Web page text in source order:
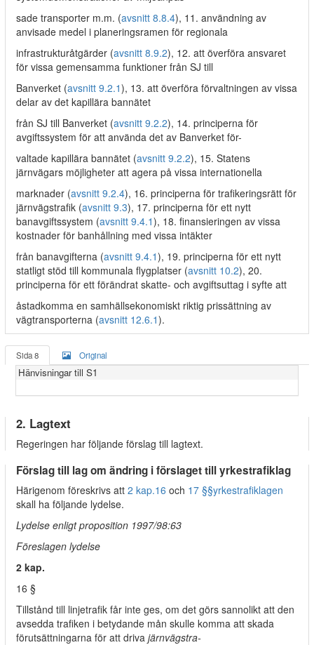
sade transporter m.m. (avsnitt 8.8.4), 11. användning av
anvisade medel i planeringsramen för regionala
infrastrukturåtgärder (avsnitt 8.9.2), 12. att överföra ansvaret
för vissa gemensamma funktioner från SJ till
Banverket (avsnitt 9.2.1), 13. att överföra förvaltningen av vissa
delar av det kapillära bannätet
från SJ till Banverket (avsnitt 9.2.2), 14. principerna för
avgiftssystem för att använda det av Banverket för-
valtade kapillära bannätet (avsnitt 9.2.2), 15. Statens
järnvägars möjligheter att agera på vissa internationella
marknader (avsnitt 9.2.4), 16. principerna för trafikeringsrätt för
järnvägstrafik (avsnitt 9.3), 17. principerna för ett nytt
banavgiftssystem (avsnitt 9.4.1), 18. finansieringen av vissa
kostnader för banhållning med vissa intäkter
från banavgifterna (avsnitt 9.4.1), 19. principerna för ett nytt
statligt stöd till kommunala flygplatser (avsnitt 10.2), 20.
principerna för ett förändrat skatte- och avgiftsuttag i syfte att
åstadkomma en samhällsekonomiskt riktig prissättning av
vägtransporterna (avsnitt 12.6.1).
Sida 8 Original
Hänvisningar till S1
2. Lagtext
Regeringen har följande förslag till lagtext.
Förslag till lag om ändring i förslaget till yrkestrafiklag
Härigenom föreskrivs att 2 kap.16 och 17 §§yrkestrafiklagen
skall ha följande lydelse.
Lydelse enligt proposition 1997/98:63
Föreslagen lydelse
2 kap.
16 §
Tillstånd till linjetrafik får inte ges, om det görs sannolikt att den
avsedda trafiken i betydande mån skulle komma att skada
förutsättningarna för att driva järnvägstra-